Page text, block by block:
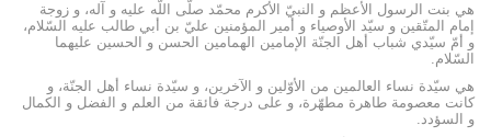
هي بنت الرسول الأعظم و النبيّ الأكرم محمّد صلّى اللّه عليه و آله، و زوجة
إمام المتّقين و سيّد الأوصياء و أمير المؤمنين عليّ بن أبي طالب عليه السّلام،
و أمّ سيّدي شباب أهل الجنّة الإمامين الهمامين الحسن و الحسين عليهما
السّلام.
هي سيّدة نساء العالمين من الأوّلين و الآخرين، و سيّدة نساء أهل الجنّة، و
كانت معصومة طاهرة مطهّرة، و على درجة فائقة من العلم و الفضل و الكمال
و السؤدد.